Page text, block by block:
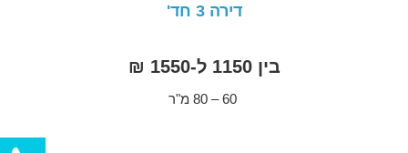
דירה 3 חד'
בין 1150 ל-1550 ₪
60 – 80 מ"ר